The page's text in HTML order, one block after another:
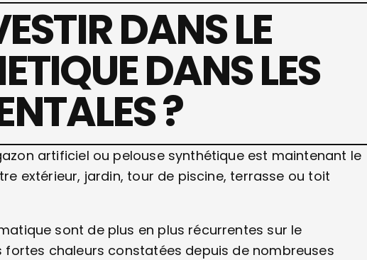
DANS LE
DANS LES
?
artificiel ou pelouse synthétique est maintenant le
extérieur, jardin, tour de piscine, terrasse ou toit
sont de plus en plus récurrentes sur le
fortes chaleurs constatées depuis de nombreuses